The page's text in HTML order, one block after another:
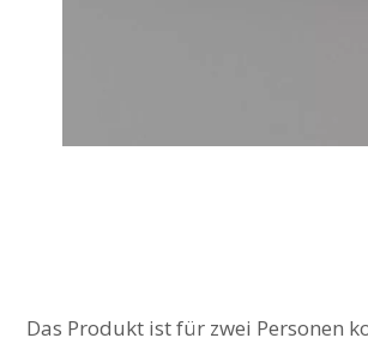
Das Produkt ist für zwei Personen